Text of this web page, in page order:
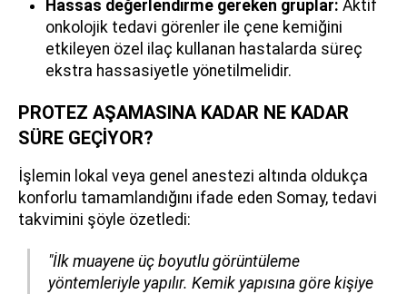
Hassas değerlendirme gereken gruplar: Aktif
onkolojik tedavi görenler ile çene kemiğini
etkileyen özel ilaç kullanan hastalarda süreç
ekstra hassasiyetle yönetilmelidir.
PROTEZ AŞAMASINA KADAR NE KADAR
SÜRE GEÇİYOR?
İşlemin lokal veya genel anestezi altında oldukça
konforlu tamamlandığını ifade eden Somay, tedavi
takvimini şöyle özetledi:
"İlk muayene üç boyutlu görüntüleme
yöntemleriyle yapılır. Kemik yapısına göre kişiye